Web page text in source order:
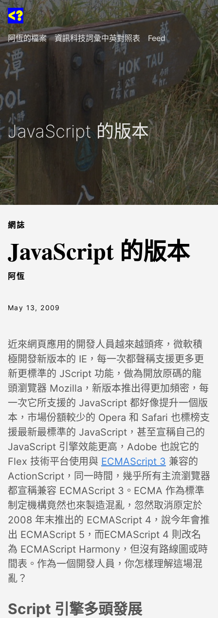
阿恆的檔案 資訊科技詞彙中英對照表 Feed
JavaScript 的版本
網誌
JavaScript 的版本
阿恆
May 13, 2009
近來網頁應用的開發人員越來越頭疼，微軟積
極開發新版本的 IE，每一次都聲稱支援更多更
新更標準的 JScript 功能，做為開放原碼的龍
頭瀏覽器 Mozilla，新版本推出得更加頻密，每
一次它所支援的 JavaScript 都好像提升一個版
本，市場份額較少的 Opera 和 Safari 也標榜支
援最新最標準的 JavaScript，甚至宣稱自己的
JavaScript 引擎效能更高，Adobe 也說它的
Flex 技術平台使用與 ECMAScript 3 兼容的
ActionScript，同一時間，幾乎所有主流瀏覽器
都宣稱兼容 ECMAScript 3。ECMA 作為標準
制定機構竟然也來製造混亂，忽然取消原定於
2008 年末推出的 ECMAScript 4，說今年會推
出 ECMAScript 5，而ECMAScript 4 則改名
為 ECMAScript Harmony，但沒有路線圖或時
間表。作為一個開發人員，你怎樣理解這場混
亂？
Script 引擎多頭發展